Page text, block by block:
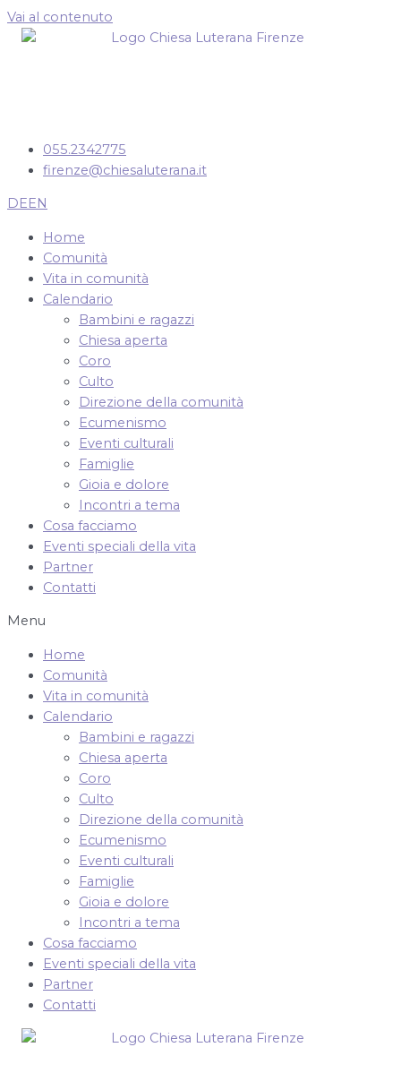
Vai al contenuto
055.2342775
firenze@chiesaluterana.it
DEEN
Home
Comunità
Vita in comunità
Calendario
Bambini e ragazzi
Chiesa aperta
Coro
Culto
Direzione della comunità
Ecumenismo
Eventi culturali
Famiglie
Gioia e dolore
Incontri a tema
Cosa facciamo
Eventi speciali della vita
Partner
Contatti
Menu
Home
Comunità
Vita in comunità
Calendario
Bambini e ragazzi
Chiesa aperta
Coro
Culto
Direzione della comunità
Ecumenismo
Eventi culturali
Famiglie
Gioia e dolore
Incontri a tema
Cosa facciamo
Eventi speciali della vita
Partner
Contatti